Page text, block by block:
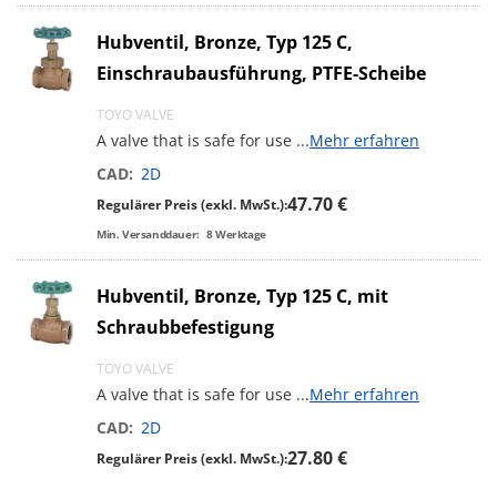
Hubventil, Bronze, Typ 125 C,
Einschraubausführung, PTFE-Scheibe
TOYO VALVE
A valve that is safe for use ...Mehr erfahren
CAD: 2D
Regulärer Preis (exkl. MwSt.):47.70 €
Min. Versanddauer: 8Werktage
Hubventil, Bronze, Typ 125 C, mit
Schraubbefestigung
TOYO VALVE
A valve that is safe for use ...Mehr erfahren
CAD: 2D
Regulärer Preis (exkl. MwSt.):27.80 €